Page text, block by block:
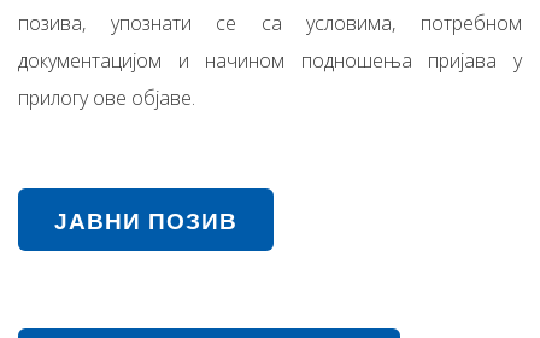
позива, упознати се са условима, потребном
документацијом и начином подношења пријава у
прилогу ове објаве.
ЈАВНИ ПОЗИВ